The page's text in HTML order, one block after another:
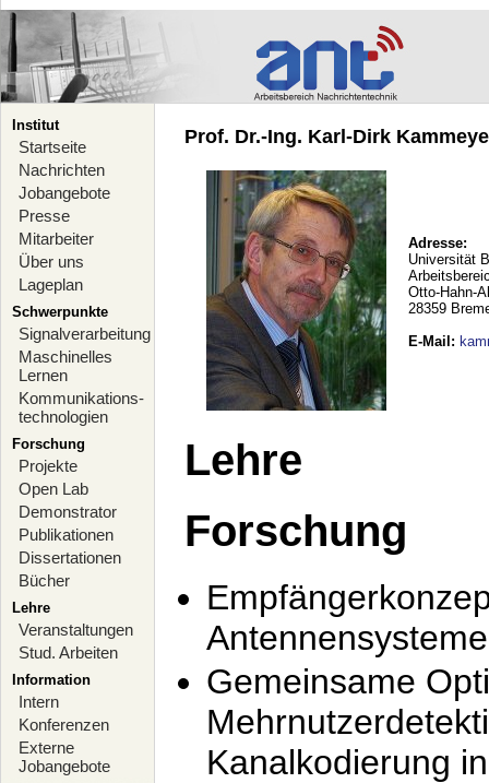
Institut
Startseite
Nachrichten
Jobangebote
Presse
Mitarbeiter
Über uns
Lageplan
Schwerpunkte
Signalverarbeitung
Maschinelles
Lernen
Kommunikations-
technologien
Forschung
Projekte
Open Lab
Demonstrator
Publikationen
Dissertationen
Bücher
Lehre
Veranstaltungen
Stud. Arbeiten
Information
Intern
Konferenzen
Externe
Jobangebote
Prof. Dr.-Ing. Karl-Dirk
Adresse:
Universität
Otto-Hahn-
28359
E-Mail :
Lehre
Forschung
Antennensysteme
Gemeinsame
Kanalkodierung